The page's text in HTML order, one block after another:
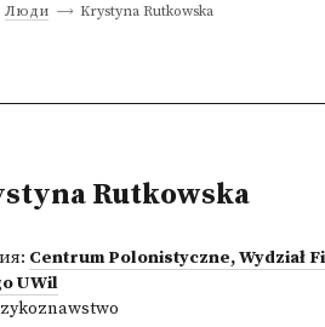
Люди Krystyna Rutkowska
Rutkowska
Centrum Polonistyczne, Wydział
UWil